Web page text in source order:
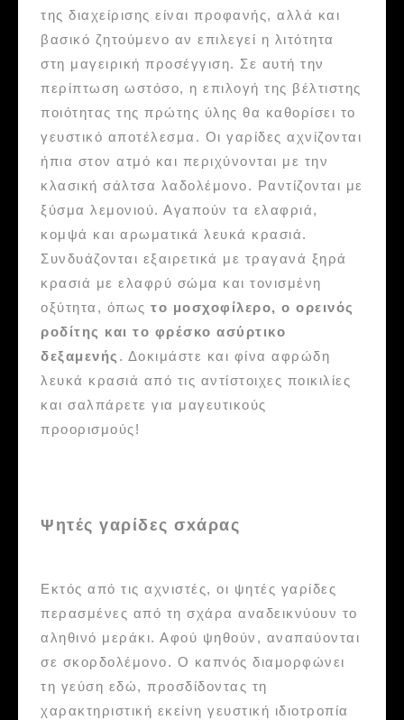
της διαχείρισης είναι προφανής, αλλά και
βασικό ζητούμενο αν επιλεγεί η λιτότητα
στη μαγειρική προσέγγιση. Σε αυτή την
περίπτωση ωστόσο, η επιλογή της βέλτιστης
ποιότητας της πρώτης ύλης θα καθορίσει το
γευστικό αποτέλεσμα. Οι γαρίδες αχνίζονται
ήπια στον ατμό και περιχύνονται με την
κλασική σάλτσα λαδολέμονο. Ραντίζονται με
ξύσμα λεμονιού. Αγαπούν τα ελαφριά,
κομψά και αρωματικά λευκά κρασιά.
Συνδυάζονται εξαιρετικά με τραγανά ξηρά
κρασιά με ελαφρύ σώμα και τονισμένη
οξύτητα, όπως το μοσχοφίλερο, ο ορεινός
ροδίτης και το φρέσκο ασύρτικο
δεξαμενής . Δοκιμάστε και φίνα αφρώδη
λευκά κρασιά από τις αντίστοιχες ποικιλίες
και σαλπάρετε για μαγευτικούς
προορισμούς!
Ψητές γαρίδες σxάρας
Εκτός από τις αχνιστές, οι ψητές γαρίδες
περασμένες από τη σχάρα αναδεικνύουν το
αληθινό μεράκι. Αφού ψηθούν, αναπαύονται
σε σκορδολέμονο. Ο καπνός διαμορφώνει
τη γεύση εδώ, προσδίδοντας τη
χαρακτηριστική εκείνη γευστική ιδιοτροπία